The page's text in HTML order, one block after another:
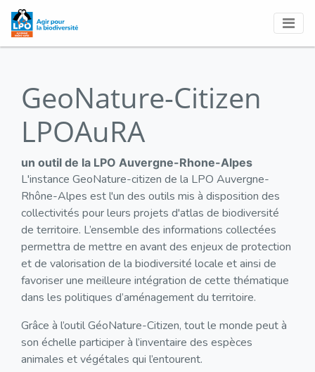
GeoNature-Citizen
LPOAuRA
un outil de la LPO Auvergne-Rhone-Alpes
L'instance GeoNature-citizen de la LPO Auvergne-
Rhône-Alpes est l'un des outils mis à disposition des
collectivités pour leurs projets d'atlas de biodiversité
de territoire. L’ensemble des informations collectées
permettra de mettre en avant des enjeux de protection
et de valorisation de la biodiversité locale et ainsi de
favoriser une meilleure intégration de cette thématique
dans les politiques d’aménagement du territoire.
Grâce à l’outil GéoNature-Citizen, tout le monde peut à
son échelle participer à l’inventaire des espèces
animales et végétales qui l’entourent.